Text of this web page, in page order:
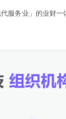
服务业」的业财